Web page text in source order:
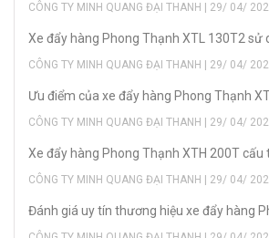
CÔNG TY MINH QUANG ĐẠI THANH | 29/ 04/
Xe đẩy hàng Phong Thạnh XTL 130T2 sử
CÔNG TY MINH QUANG ĐẠI THANH | 29/ 04/
Ưu điểm của xe đẩy hàng Phong Thạnh
CÔNG TY MINH QUANG ĐẠI THANH | 29/ 04/
Xe đẩy hàng Phong Thạnh XTH 200T cấu
CÔNG TY MINH QUANG ĐẠI THANH | 29/ 04/
Đánh giá uy tín thương hiệu xe đẩy hàng